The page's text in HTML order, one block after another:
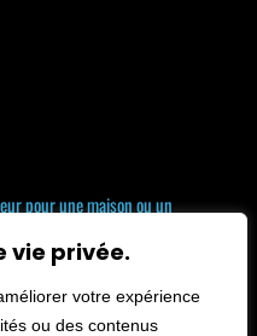
vie privée.
votre expérience
ou des contenus
pour une maison ou un
le mieux de la canicule en